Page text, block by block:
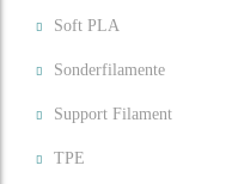
Soft PLA
Sonderfilamente
Support Filament
TPE